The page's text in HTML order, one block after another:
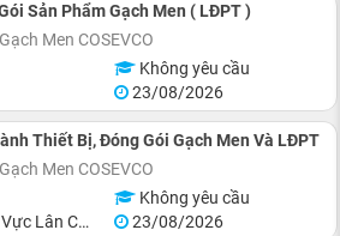
Sản Phẩm Gạch Men ( LĐPT )
Men COSEVCO
Không yêu cầu
23/08/2026
Thiết Bị, Đóng Gói Gạch Men Và LĐPT
Men COSEVCO
Không yêu cầu
Cận Đà Nẵng
23/08/2026